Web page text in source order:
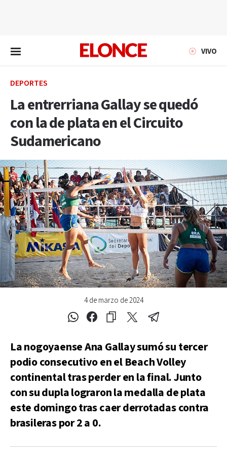
VIVO
DEPORTES
La entrerriana Gallay se quedó
con la de plata en el Circuito
Sudamericano
4 de marzo de 2024
La nogoyaense Ana Gallay sumó su tercer
podio consecutivo en el Beach Volley
continental tras perder en la final. Junto
con su dupla lograron la medalla de plata
este domingo tras caer derrotadas contra
brasileras por 2 a 0.